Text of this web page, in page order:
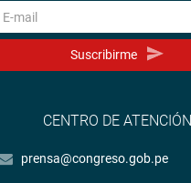
Suscribirme
CENTRO DE ATENCIÓN
prensa@congreso.gob.pe